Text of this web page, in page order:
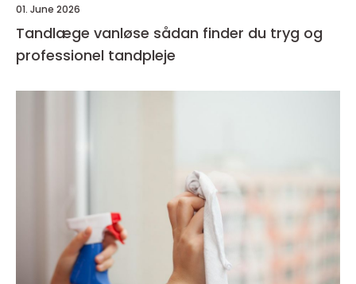
01. June 2026
Tandlæge vanløse sådan finder du tryg og
professionel tandpleje